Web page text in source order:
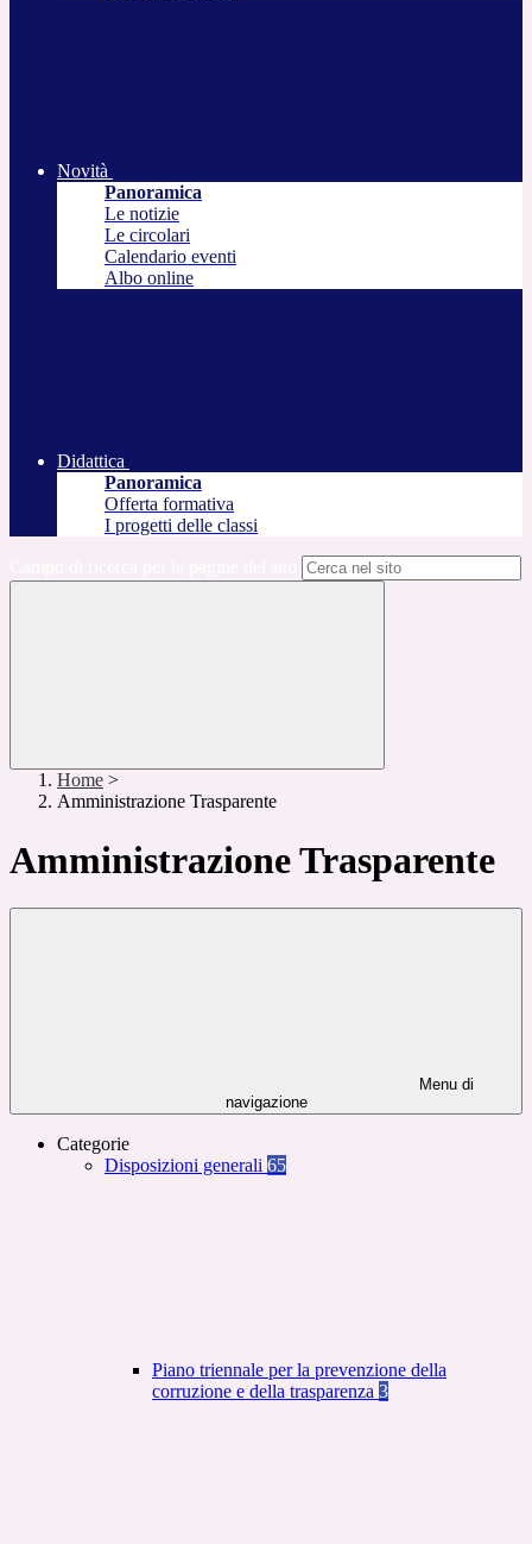
Novità
Panoramica
Le notizie
Le circolari
Calendario eventi
Albo online
Didattica
Panoramica
Offerta formativa
I progetti delle classi
Home >
Amministrazione Trasparente
Amministrazione Trasparente
Menu di
navigazione
Categorie
Disposizioni generali 65
Piano triennale per la prevenzione della
corruzione e della trasparenza 3